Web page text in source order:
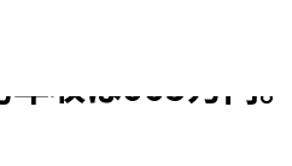
年収は665万円